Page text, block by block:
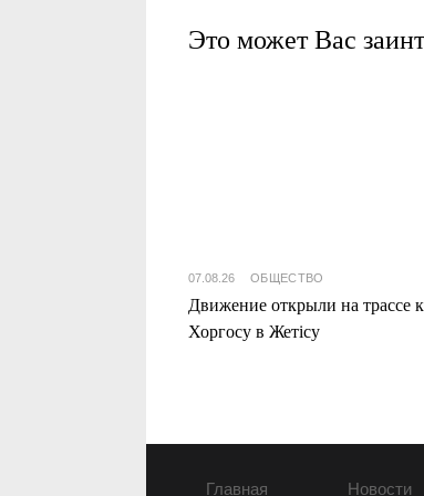
Это может Вас
07.08.26 ОБЩЕСТВО
Движение открыли на трассе к
Хоргосу в Жетісу
Главная Новости